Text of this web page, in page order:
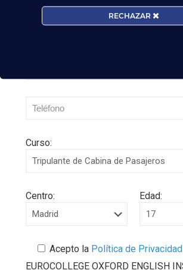
Curso:
Centro: Edad:
Acepto la Política de Privacidad
EUROCOLLEGE OXFORD ENGLISH
RECHAZAR